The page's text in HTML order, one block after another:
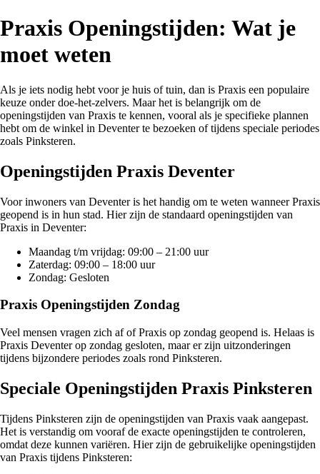
Praxis Openingstijden: Wat je
moet weten
Als je iets nodig hebt voor je huis of tuin, dan is Praxis een populaire
keuze onder doe-het-zelvers. Maar het is belangrijk om de
openingstijden van Praxis te kennen, vooral als je specifieke plannen
hebt om de winkel in Deventer te bezoeken of tijdens speciale periodes
zoals Pinksteren.
Openingstijden Praxis Deventer
Voor inwoners van Deventer is het handig om te weten wanneer Praxis
geopend is in hun stad. Hier zijn de standaard openingstijden van
Praxis in Deventer:
Maandag t/m vrijdag: 09:00 – 21:00 uur
Zaterdag: 09:00 – 18:00 uur
Zondag: Gesloten
Praxis Openingstijden Zondag
Veel mensen vragen zich af of Praxis op zondag geopend is. Helaas is
Praxis Deventer op zondag gesloten, maar er zijn uitzonderingen
tijdens bijzondere periodes zoals rond Pinksteren.
Speciale Openingstijden Praxis Pinksteren
Tijdens Pinksteren zijn de openingstijden van Praxis vaak aangepast.
Het is verstandig om vooraf de exacte openingstijden te controleren,
omdat deze kunnen variëren. Hier zijn de gebruikelijke openingstijden
van Praxis tijdens Pinksteren: